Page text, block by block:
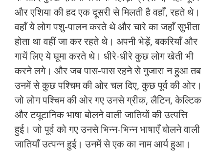
और एशिया की हद एक दूसरी से मिलती है वहाँ, रहते थे।
वहाँ ये लोग पशु-पालन करते थे और चारे का जहाँ सुभीता
होता था वहीं जा कर रहते थे। अपनी भेड़ें, बकरियाँ और
गायें लिए ये घूमा करते थे। धीरे-धीरे कुछ लोग खेती भी
करने लगे। और जब पास-पास रहने से गुजारा न हुआ तब
उनमें से कुछ पश्चिम की ओर चल दिए, कुछ पूर्व की ओर।
जो लोग पश्चिम की ओर गए उनसे ग्रीक, लैटिन, केल्टिक
और टयूटानिक भाषा बोलने वाली जातियों की उत्‍पत्ति
हुई। जो पूर्व को गए उनसे भिन्‍न-भिन्‍न भाषाएँ बोलने वाली
जातियाँ उत्‍पन्‍न हुई। उनमें से एक का नाम आर्य हुआ।